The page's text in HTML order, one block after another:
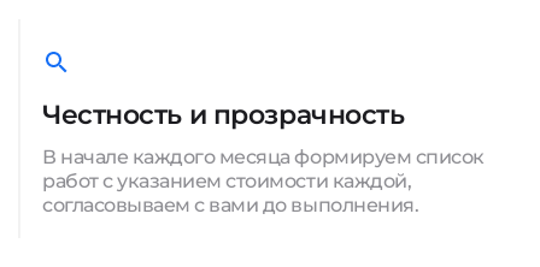
Честность и прозрачность
В начале каждого месяца формируем список
работ с указанием стоимости каждой,
согласовываем с вами до выполнения.